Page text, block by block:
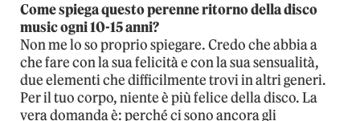
Come spiega questo perenne ritorno della disco
music ogni 10-15 anni?
Non me lo so proprio spiegare. Credo che abbia a
che fare con la sua felicità e con la sua sensualità,
due elementi che difficilmente trovi in altri generi.
Per il tuo corpo, niente è più felice della disco. La
vera domanda è: perché ci sono ancora gli